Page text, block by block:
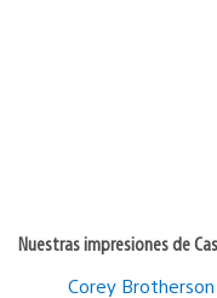
Nuestras impresiones de
Corey Brotherson